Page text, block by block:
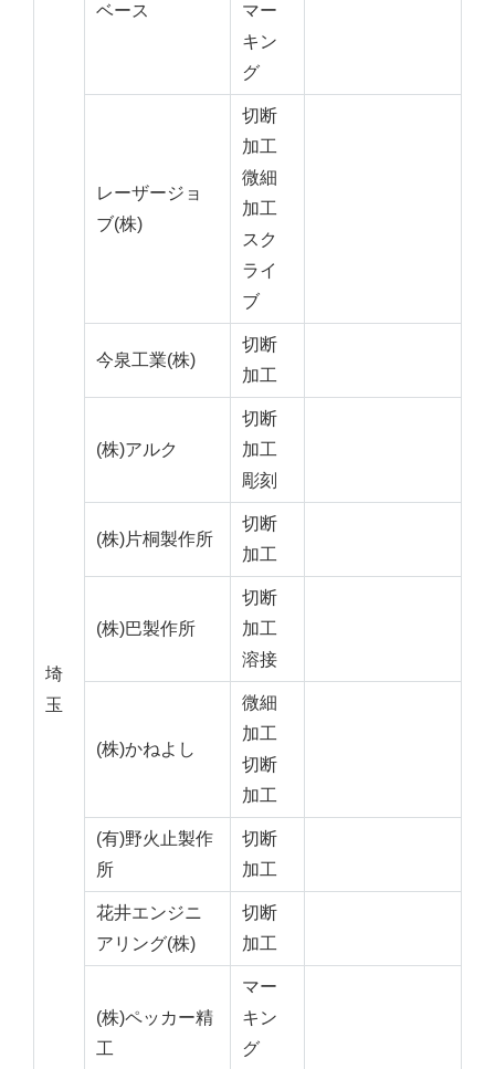
埼
玉
ベース
マー
キン
グ
レーザージョ
ブ(株)
切断
加工
微細
加工
スク
ライ
ブ
今泉工業(株)
切断
加工
(株)アルク
切断
加工
彫刻
(株)片桐製作所
切断
加工
(株)巴製作所
切断
加工
溶接
(株)かねよし
微細
加工
切断
加工
(有)野火止製作
所
切断
加工
花井エンジニ
アリング(株)
切断
加工
(株)ペッカー精
工
マー
キン
グ